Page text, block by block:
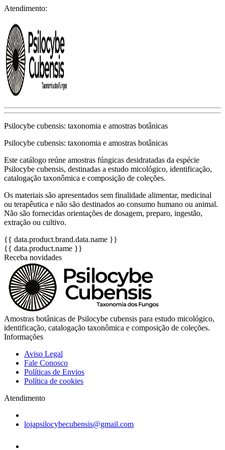
Atendimento:
Psilocybe cubensis: taxonomia e amostras botânicas
Psilocybe cubensis: taxonomia e amostras botânicas
Este catálogo reúne amostras fúngicas desidratadas da espécie
Psilocybe cubensis, destinadas a estudo micológico, identificação,
catalogação taxonômica e composição de coleções.
Os materiais são apresentados sem finalidade alimentar, medicinal
ou terapêutica e não são destinados ao consumo humano ou animal.
Não são fornecidas orientações de dosagem, preparo, ingestão,
extração ou cultivo.
{{ data.product.brand.data.name }}
{{ data.product.name }}
Receba novidades
Amostras botânicas de Psilocybe cubensis para estudo micológico,
identificação, catalogação taxonômica e composição de coleções.
Informações
Aviso Legal
Fale Conosco
Políticas de Envios
Política de cookies
Atendimento
lojapsilocybecubensis@gmail.com